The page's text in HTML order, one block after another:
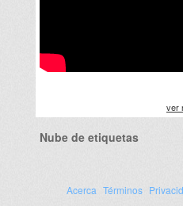
ver
Nube de etiquetas
Acerca Términos